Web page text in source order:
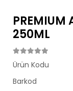
PREMIUM
250ML
Ürün Kodu
Barkod